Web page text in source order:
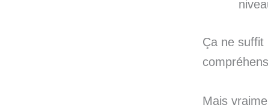
Ça ne suffit
Mais